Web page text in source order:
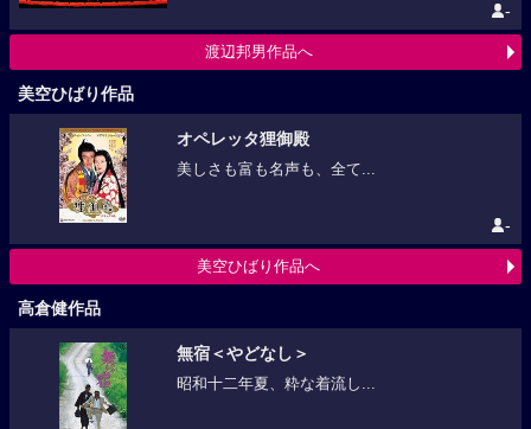
-
渡辺邦男作品へ
美空ひばり作品
オペレッタ狸御殿
美しさも富も名声も、全て...
-
美空ひばり作品へ
高倉健作品
無宿＜やどなし＞
昭和十二年夏、粋な着流し...